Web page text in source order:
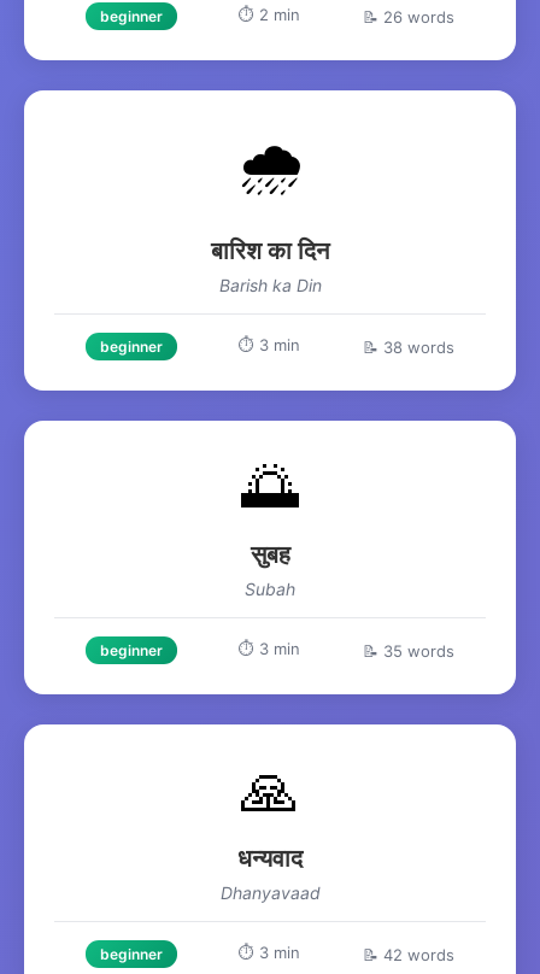
beginner ⏱️ 2 min 📝 26 words
🌧️
बारिश का दिन
Barish ka Din
beginner ⏱️ 3 min 📝 38 words
🌅
सुबह
Subah
beginner ⏱️ 3 min 📝 35 words
🙏
धन्यवाद
Dhanyavaad
beginner ⏱️ 3 min 📝 42 words